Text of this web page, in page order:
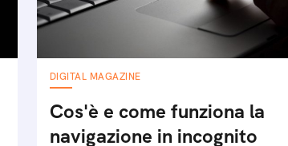
DIGITAL MAGAZINE
Cos'è e come funziona la
navigazione in incognito